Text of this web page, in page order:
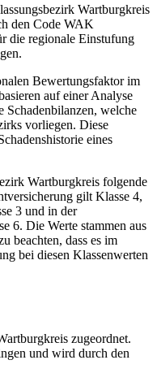
Wartburgkreis
den Code WAK
die regionale Einstufung
Bewertungsfaktor im
auf einer Analyse
Schadenbilanzen, welche
vorliegen. Diese
eines
Wartburgkreis folgende
gilt Klasse 4,
3 und in der
6. Die Werte stammen aus
beachten, dass es im
bei diesen Klassenwerten
zugeordnet.
und wird durch den